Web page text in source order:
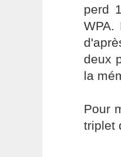
perd
WPA.
deux
la
Pour
triplet